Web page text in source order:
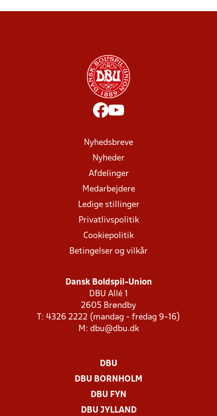
Nyhedsbreve
Nyheder
Afdelinger
Medarbejdere
Ledige stillinger
Privatlivspolitik
Cookiepolitik
Betingelser og vilkår
Dansk Boldspil-Union
DBU Allé 1
2605 Brøndby
T: 4326 2222 (mandag - fredag 9-16)
M: dbu@dbu.dk
DBU
DBU BORNHOLM
DBU FYN
DBU JYLLAND